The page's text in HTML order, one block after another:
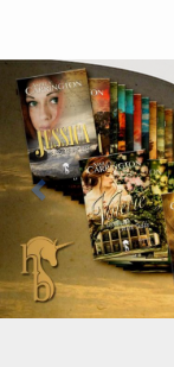
InhaltVorherige